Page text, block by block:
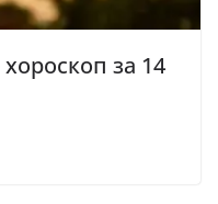
за 14